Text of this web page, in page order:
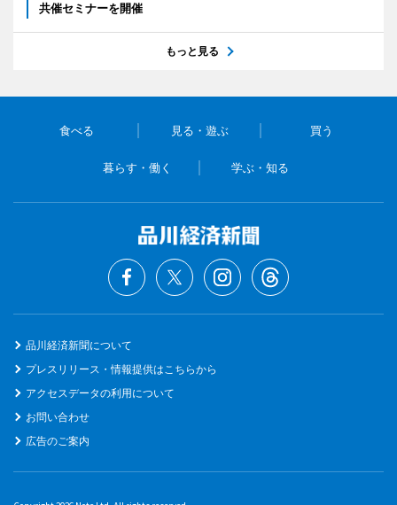
共催セミナーを開催
もっと見る
食べる 見る・遊ぶ 買う
暮らす・働く 学ぶ・知る
品川経済新聞について
プレスリリース・情報提供はこちらから
アクセスデータの利用について
お問い合わせ
広告のご案内